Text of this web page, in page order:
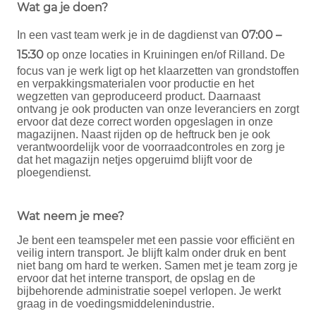
Wat ga je doen?
In een vast team werk je in de dagdienst van 07:00 –
15:30 op onze locaties in Kruiningen en/of Rilland. De
focus van je werk ligt op het klaarzetten van grondstoffen
en verpakkingsmaterialen voor productie en het
wegzetten van geproduceerd product. Daarnaast
ontvang je ook producten van onze leveranciers en zorgt
ervoor dat deze correct worden opgeslagen in onze
magazijnen. Naast rijden op de heftruck ben je ook
verantwoordelijk voor de voorraadcontroles en zorg je
dat het magazijn netjes opgeruimd blijft voor de
ploegendienst.
Wat neem je mee?
Je bent een teamspeler met een passie voor efficiënt en
veilig intern transport. Je blijft kalm onder druk en bent
niet bang om hard te werken. Samen met je team zorg je
ervoor dat het interne transport, de opslag en de
bijbehorende administratie soepel verlopen. Je werkt
graag in de voedingsmiddelenindustrie.